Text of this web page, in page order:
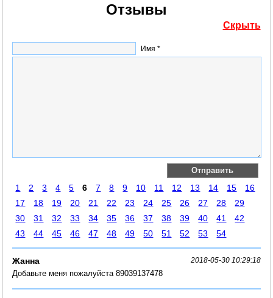
Отзывы
Скрыть
Имя *
1 2 3 4 5 6 7 8 9 10 11 12 13 14 15
16
17
18 19 20 21 22 23 24 25 26 27 28
29
30
31 32 33 34 35 36 37 38 39 40 41
42
43
44 45 46 47 48 49 50 51 52 53 54
Жанна 2018-05-30 10:29:18
Добавьте меня пожалуйста 89039137478